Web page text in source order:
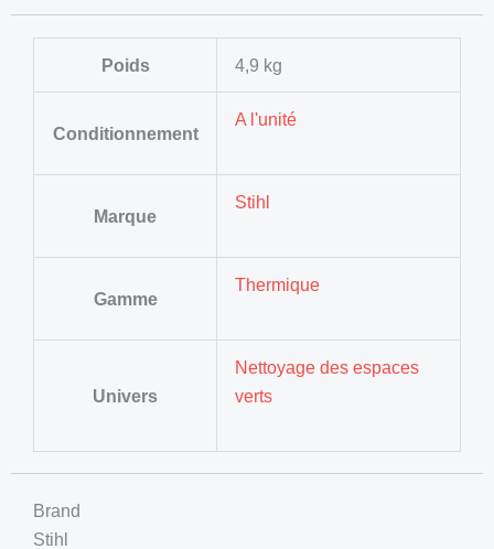
Poids 4,9 kg
Conditionnement
A l'unité
Marque
Stihl
Gamme
Thermique
Univers
Nettoyage des espaces
verts
Brand
Stihl